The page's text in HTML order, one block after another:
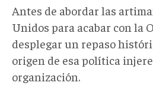
Antes de abordar las
Unidos para acabar con la
desplegar un repaso
origen de esa política
organización.